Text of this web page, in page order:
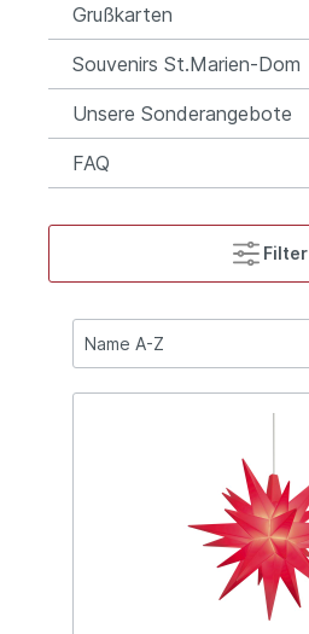
Grußkarten
Souvenirs St.Marien-Dom
Unsere Sonderangebote
FAQ
Filter